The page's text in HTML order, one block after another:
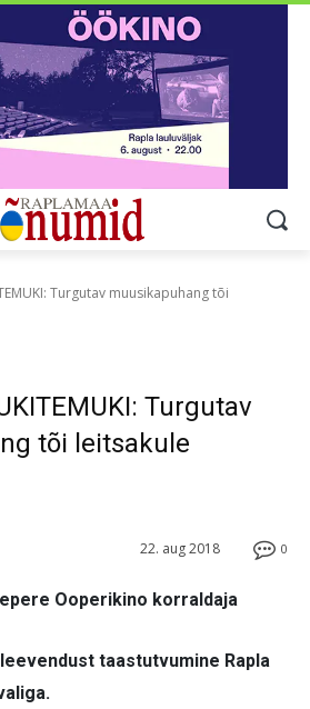
Turgutav muusikapuhang tõi
Turgutav
tõi leitsakule
0
22. aug 2018
Ooperikino korraldaja
taastutvumine Rapla